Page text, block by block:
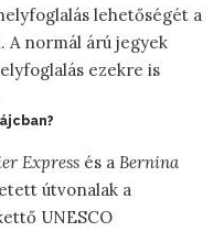
lehetőségét a
A normál árú jegyek
ezekre is
Express és a Bernina
útvonalak a
UNESCO